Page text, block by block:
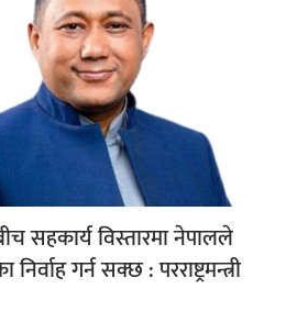
सहकार्य विस्तारमा नेपालले
गर्न सक्छ : परराष्ट्रमन्त्री